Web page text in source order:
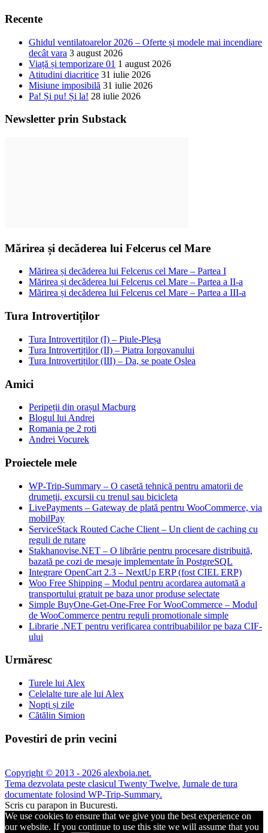
Recente
Ghidul ventilatoarelor 2026 – Oferte și modele mai incendiare
decât vara 3 august 2026
Viață și temporizare 01 1 august 2026
Atitudini diacritice 31 iulie 2026
Misiune imposibilă 31 iulie 2026
Pa! Și pu! Și la! 28 iulie 2026
Newsletter prin Substack
Mărirea și decăderea lui Felcerus cel Mare
Mărirea și decăderea lui Felcerus cel Mare – Partea I
Mărirea și decăderea lui Felcerus cel Mare – Partea a II-a
Mărirea și decăderea lui Felcerus cel Mare – Partea a III-a
Tura Introvertiților
Tura Introvertiților (I) – Piule-Pleșa
Tura Introvertiților (II) – Piatra Iorgovanului
Tura Introvertiților (III) – Da, se poate Oslea
Amici
Peripeții din orașul Macburg
Blogul lui Andrei
Romania pe 2 roti
Andrei Vocurek
Proiectele mele
WP-Trip-Summary – O casetă tehnică pentru amatorii de
drumeții, excursii cu trenul sau bicicleta
LivePayments – Gateway de plată pentru WooCommerce, via
mobilPay
ServiceStack Routed Cache Client – Un client de caching cu
reguli de rutare
Stakhanovise.NET – O librărie pentru procesare distribuită,
bazată pe cozi de mesaje implementate în PostgreSQL
Integrare OpenCart 2.3 – NextUp ERP (fost CIEL ERP)
Woo Free Shipping – Modul pentru acordarea automată a
transportului gratuit pe baza unor produse selectate
Simple BuyOne-Get-One-Free For WooCommerce – Modul
de WooCommerce pentru reguli promotionale simple
Librarie .NET pentru verificarea contribuabililor pe baza CIF-
ului
Urmăresc
Turele lui Alex
Celelalte ture ale lui Alex
Nopți și zile
Cătălin Simion
Povestiri de prin vecini
Copyright © 2013 - 2026 alexboia.net.
Tema dezvolata peste clasicul Twenty Twelve. Jurnale de tura
documentate folosind WP-Trip-Summary.
Scris cu parapon in Bucuresti.
We use cookies to ensure that we give you the best experience on
our website. If you continue to use this site we will assume that you